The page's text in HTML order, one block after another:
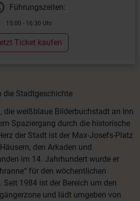
Führungszeiten:
15:00 - 16:30 Uhr
Ticket kaufen
die Stadtgeschichte
die weißblaue Bilderbuchstadt an Inn
Spaziergang durch die historische
der Stadt ist der Max-Josefs-Platz
den Arkaden und
im 14. Jahrhundert wurde er
für den wöchentlichen
Seit 1984 ist der Bereich um den
und lädt umgeben von